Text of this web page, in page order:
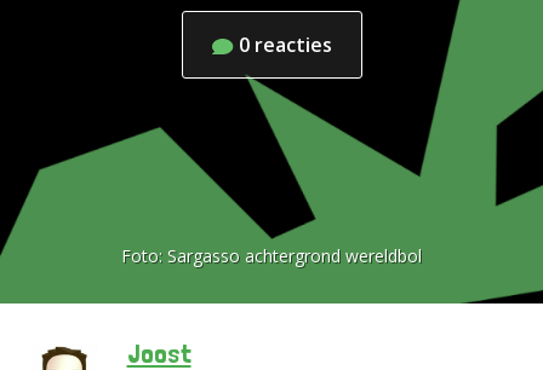
0 reacties
Foto: Sargasso achtergrond wereldbol
Joost